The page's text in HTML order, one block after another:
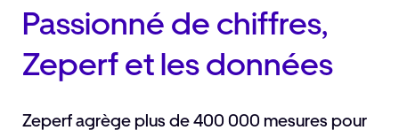
Passionné de chiffres,
Zeperf et les données
Zeperf agrège plus de 400 000 mesures pour